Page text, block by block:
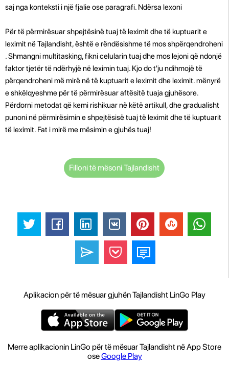
saj nga konteksti i një fjalie ose paragrafi. Ndërsa lexoni
Për të përmirësuar shpejtësinë tuaj të leximit dhe të kuptuarit e
leximit në Tajlandisht, është e rëndësishme të mos shpërqendroheni
. Shmangni multitasking, fikni celularin tuaj dhe mos lejoni që ndonjë
faktor tjetër të ndërhyjë në leximin tuaj. Kjo do t'ju ndihmojë të
përqendroheni më mirë në të kuptuarit e leximit dhe leximit. mënyrë
e shkëlqyeshme për të përmirësuar aftësitë tuaja gjuhësore.
Përdorni metodat që kemi rishikuar në këtë artikull, dhe gradualisht
punoni në përmirësimin e shpejtësisë tuaj të leximit dhe të kuptuarit
të leximit. Fat i mirë me mësimin e gjuhës tuaj!
Filloni të mësoni Tajlandisht
Aplikacion për të mësuar gjuhën Tajlandisht LinGo Play
Merre aplikacionin LinGo për të mësuar Tajlandisht në App Store
oseGoogle Play